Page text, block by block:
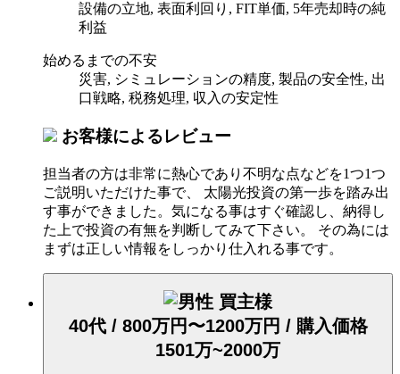
設備の立地, 表面利回り, FIT単価, 5年売却時の純
利益
始めるまでの不安
災害, シミュレーションの精度, 製品の安全性, 出
口戦略, 税務処理, 収入の安定性
お客様によるレビュー
担当者の方は非常に熱心であり不明な点などを1つ1つ
ご説明いただけた事で、 太陽光投資の第一歩を踏み出
す事ができました。気になる事はすぐ確認し、納得し
た上で投資の有無を判断してみて下さい。 その為には
まずは正しい情報をしっかり仕入れる事です。
買主様
40代 / 800万円〜1200万円 / 購入価格
1501万~2000万